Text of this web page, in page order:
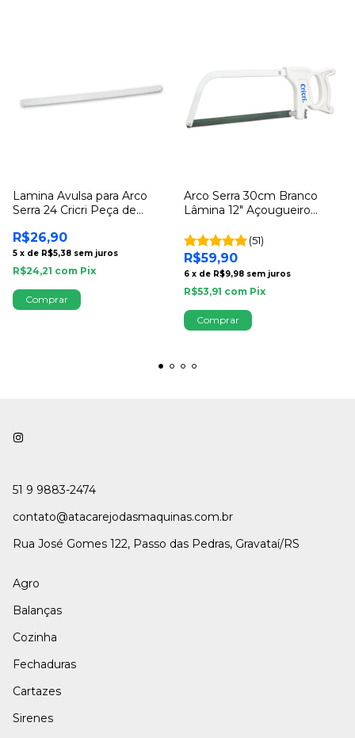
Lamina Avulsa para Arco
Serra 24 Cricri Peça de
R$26,90
5 x de R$5,38 sem juros
R$24,21 com Pix
Arco Serra 30cm Branco
Lâmina 12" Açougueiro
(51)
R$59,90
6 x de R$9,98 sem juros
R$53,91 com Pix
51 9 9883-2474
contato@atacarejodasmaquinas.com.br
Rua José Gomes 122, Passo das Pedras, Gravataí/RS
Agro
Balanças
Cozinha
Fechaduras
Cartazes
Sirenes